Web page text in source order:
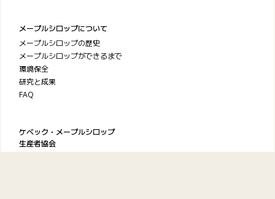
メープルシロップについて
メープルシロップの歴史
メープルシロップができるまで
環境保全
研究と成果
FAQ
ケベック・メープルシロップ
生産者協会